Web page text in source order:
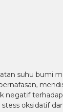
suhu bumi
negatif
oksidatif